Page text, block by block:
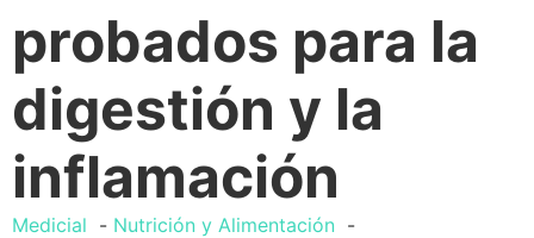
probados para la
digestión y la
inflamación
Medicial
Nutrición y Alimentación